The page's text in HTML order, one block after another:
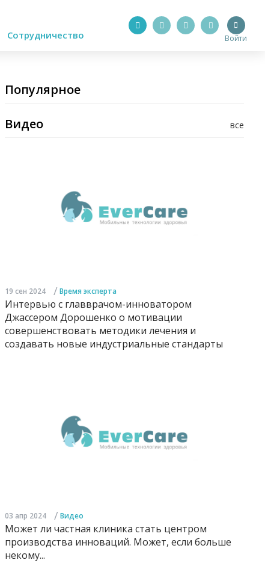
Сотрудничество Войти
Популярное
все
Видео
19 сен 2024 / Время эксперта
Интервью с главврачом-инноватором
Джассером Дорошенко о мотивации
совершенствовать методики лечения и
создавать новые индустриальные стандарты
03 апр 2024 / Видео
Может ли частная клиника стать центром
производства инноваций. Может, если больше
некому...